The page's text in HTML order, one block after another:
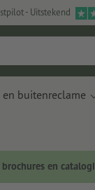
- Uitstekend
buitenreclame
en catalogi